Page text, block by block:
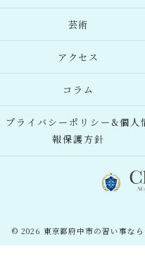
芸術
アクセス
コラム
プライバシーポリシー&個人
報保護方針
© 2026 東京都府中市の習い事